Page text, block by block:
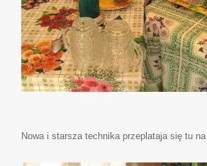
Nowa i starsza technika przeplataja się tu